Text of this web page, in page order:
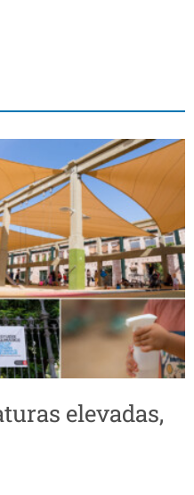
elevadas,